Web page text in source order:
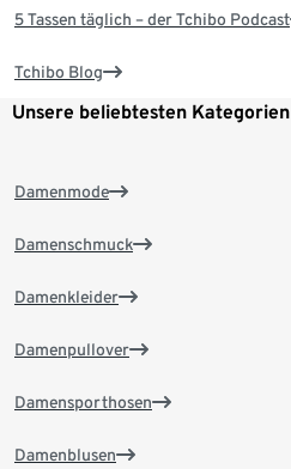
5 Tassen täglich – der Tchibo Podcast
Tchibo Blog
Unsere beliebtesten Kategorien
Damenmode
Damenschmuck
Damenkleider
Damenpullover
Damensporthosen
Damenblusen